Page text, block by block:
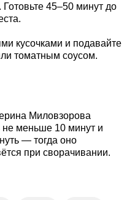
45–50 минут до
кусочками и подавайте
томатным соусом.
Миловзорова
не меньше 10 минут и
— тогда оно
при сворачивании.